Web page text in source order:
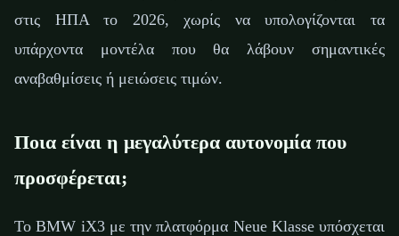
στις ΗΠΑ το 2026, χωρίς να υπολογίζονται τα
υπάρχοντα μοντέλα που θα λάβουν σημαντικές
αναβαθμίσεις ή μειώσεις τιμών.
Ποια είναι η μεγαλύτερα αυτονομία που
προσφέρεται;
Το BMW iX3 με την πλατφόρμα Neue Klasse υπόσχεται